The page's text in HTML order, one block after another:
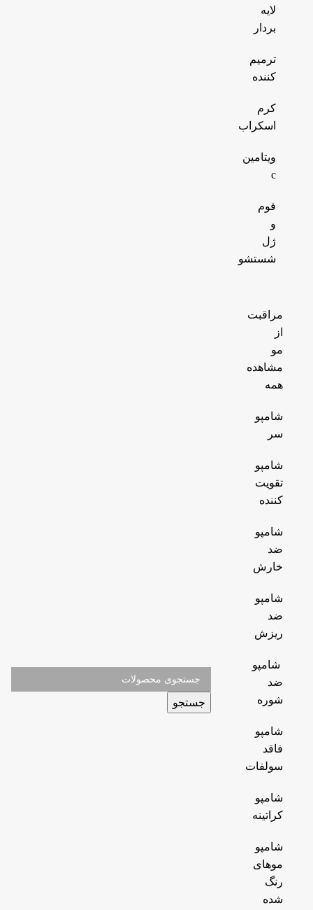
لایه
بردار
ترمیم
کننده
کرم
اسکراب
ویتامین
c
فوم
و
ژل
شستشو
مراقبت
از
مو
مشاهده
همه
شامپو
سر
شامپو
تقویت
کننده
شامپو
ضد
خارش
شامپو
ضد
ریزش
شامپو
ضد
شوره
شامپو
فاقد
سولفات
شامپو
کراتینه
شامپو
موهای
رنگ
شده
جستجو